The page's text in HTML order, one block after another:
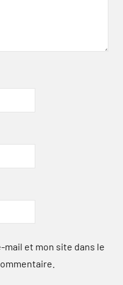
et mon site dans le